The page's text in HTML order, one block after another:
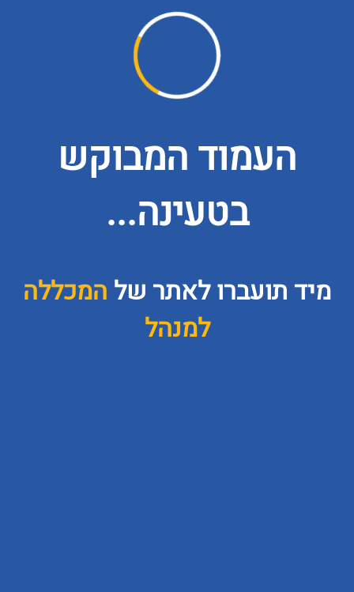
העמוד המבוקש
בטעינה...
מיד תועברו לאתר של המכללה
למנהל